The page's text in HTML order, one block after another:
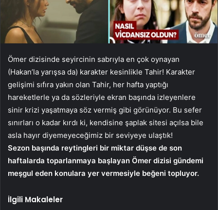
Ömer dizisinde seyircinin sabrıyla en çok oynayan
(Hakan’la yarışsa da) karakter kesinlikle Tahir! Karakter
gelişimi sıfıra yakın olan Tahir, her hafta yaptığı
hareketlerle ya da sözleriyle ekran başında izleyenlere
sinir krizi yaşatmaya söz vermiş gibi görünüyor. Bu sefer
sınırları o kadar kırdı ki, kendisine şaplak sitesi açılsa bile
asla hayır diyemeyeceğimiz bir seviyeye ulaştık!
Sezon başında reytingleri bir miktar düşse de son
haftalarda toparlanmaya başlayan Ömer dizisi gündemi
meşgul eden konulara yer vermesiyle beğeni topluyor.
İlgili Makaleler